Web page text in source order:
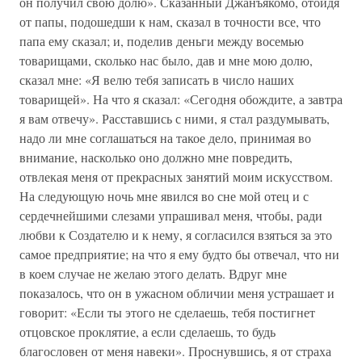
от папы, подошедши к нам, сказал в точности все, что
папа ему сказал; и, поделив деньги между восемью
товарищами, сколько нас было, дав и мне мою долю,
сказал мне: «Я велю тебя записать в число наших
товарищей». На что я сказал: «Сегодня обождите, а завтра
я вам отвечу». Расставшись с ними, я стал раздумывать,
надо ли мне соглашаться на такое дело, принимая во
внимание, насколько оно должно мне повредить,
отвлекая меня от прекрасных занятий моим искусством.
На следующую ночь мне явился во сне мой отец и с
сердечнейшими слезами упрашивал меня, чтобы, ради
любви к Создателю и к нему, я согласился взяться за это
самое предприятие; на что я ему будто бы отвечал, что ни
в коем случае не желаю этого делать. Вдруг мне
показалось, что он в ужасном обличии меня устрашает и
говорит: «Если ты этого не сделаешь, тебя постигнет
отцовское проклятие, а если сделаешь, то будь
благословен от меня навеки». Проснувшись, я от страха